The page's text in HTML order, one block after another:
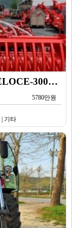
한국페라리트랙터/트랙터/기타/VELOCE-300PS500M2E/2022년식
5780만원
| 기타